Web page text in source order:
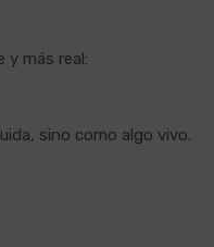
y más real:
sino como algo vivo.